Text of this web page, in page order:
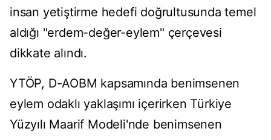
insan yetiştirme hedefi doğrultusunda temel
aldığı "erdem-değer-eylem" çerçevesi
dikkate alındı.
YTÖP, D-AOBM kapsamında benimsenen
eylem odaklı yaklaşımı içerirken Türkiye
Yüzyılı Maarif Modeli'nde benimsenen